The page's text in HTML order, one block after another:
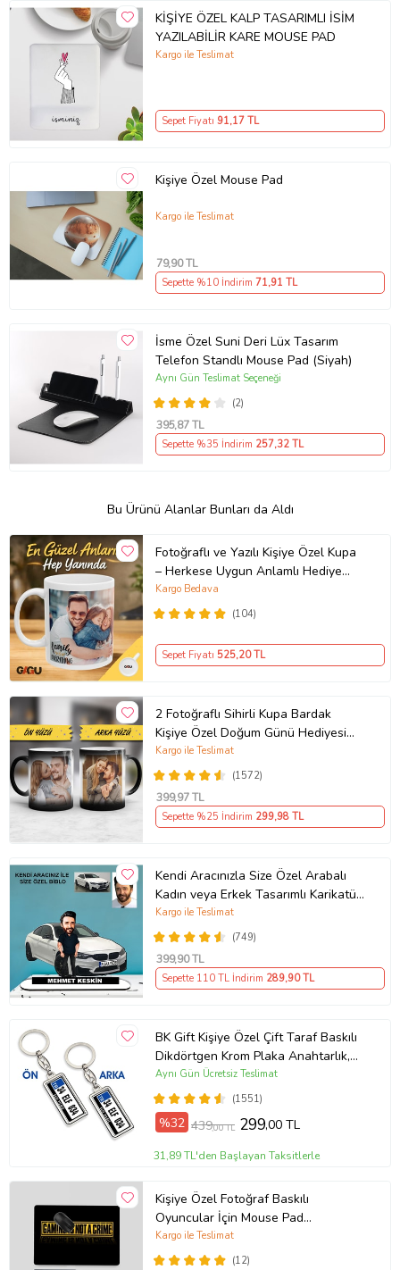
KİŞİYE ÖZEL KALP TASARIMLI İSİM
YAZILABİLİR KARE MOUSE PAD
Kargo ile Teslimat
Sepet Fiyatı 91,17 TL
Kişiye Özel Mouse Pad
Kargo ile Teslimat
79,90 TL
Sepette %10 İndirim 71,91 TL
İsme Özel Suni Deri Lüx Tasarım
Telefon Standlı Mouse Pad (Siyah)
(2)
Aynı Gün Teslimat Seçeneği
395,87 TL
Sepette %35 İndirim 257,32 TL
Bu Ürünü Alanlar Bunları da Aldı
Fotoğraflı ve Yazılı Kişiye Özel Kupa
– Herkese Uygun Anlamlı Hediye
Porselen Baskılı Kupa (Beyaz)
(104)
Kargo Bedava
Sepet Fiyatı 525,20 TL
2 Fotoğraflı Sihirli Kupa Bardak
Kişiye Özel Doğum Günü Hediyesi
Sevgiliye Hediye Anneye Babaya
Ablaya Abiye Kız Erkek Kardeşe
Arkadaşa Resimli Günü Yıl Dönümü
Hediyesi
(1572)
Kargo ile Teslimat
399,97 TL
Sepette %25 İndirim 299,98 TL
Kendi Aracınızla Size Özel Arabalı
Kadın veya Erkek Tasarımlı Karikatür
Biblo , Babalar Günü Hediyesi,
Erkeğe Hediye, Rent A Car Hediyesi
(749)
Kargo ile Teslimat
399,90 TL
Sepette 110 TL İndirim 289,90 TL
BK Gift Kişiye Özel Çift Taraf Baskılı
Dikdörtgen Krom Plaka Anahtarlık,
Babaya Hediye, Sevgiliye, Arkadaşa
Hediye, Doğum Günü Hediyesi
(1551)
Aynı Gün Ücretsiz Teslimat
%32 439,00 TL 299,00 TL
31,89 TL'den Başlayan Taksitlerle
Kişiye Özel Fotoğraf Baskılı
Oyuncular İçin Mouse Pad
(28x40cm)
(12)
Kargo ile Teslimat